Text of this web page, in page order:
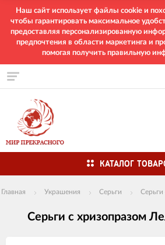
Наш сайт использует файлы cookie и
чтобы гарантировать максимальное
предоставляя персонализированную
предпочтения в области маркетинга и
помогая получить правильную
КАТАЛОГ
Главная Украшения Серьги Серьги
Серьги с хризопразом